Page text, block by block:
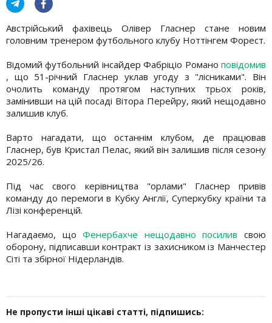
Австрійський фахівець Олівер Гласнер стане новим
головним тренером футбольного клубу Ноттінгем Форест.
Відомий футбольний інсайдер Фабріціо Романо повідомив
, що 51-річний Гласнер уклав угоду з "лісниками". Він
очолить команду протягом наступних трьох років,
замінивши на цій посаді Вітора Перейру, який нещодавно
залишив клуб.
Варто нагадати, що останнім клубом, де працював
Гласнер, був Кристал Пелас, який він залишив після сезону
2025/26.
Під час свого керівництва "орлами" Гласнер привів
команду до перемоги в Кубку Англії, Суперкубку країни та
Лізі конференцій.
Нагадаємо, щоФенербахче нещодавно посиливсвою
оборону, підписавши контракт із захисником із Манчестер
Сіті та збірної Нідерландів.
Не пропусти інші цікаві статті, підпишись: